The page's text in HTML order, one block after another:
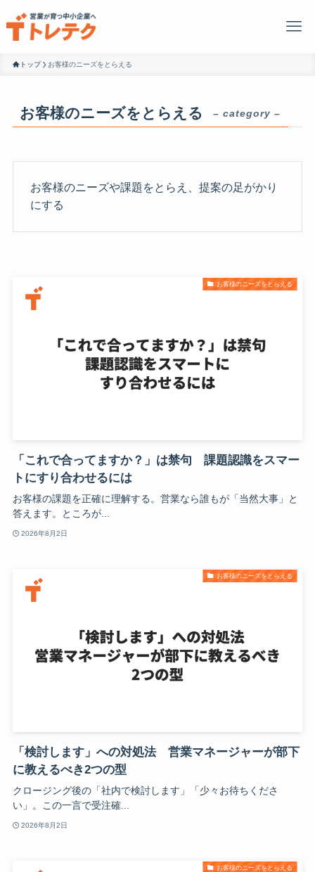
トップ お客様のニーズをとらえる
お客様のニーズをとらえる – category –
お客様のニーズや課題をとらえ、提案の足がかり
にする
お客様のニーズをとらえる
「これで合ってますか？」は禁句 課題認識をスマー
トにすり合わせるには
お客様の課題を正確に理解する。営業なら誰もが「当然大事」と
答えます。ところが...
2026年8月2日
お客様のニーズをとらえる
「検討します」への対処法 営業マネージャーが部下
に教えるべき2つの型
クロージング後の「社内で検討します」「少々お待ちくださ
い」。この一言で受注確...
2026年8月2日
お客様のニーズをとらえる